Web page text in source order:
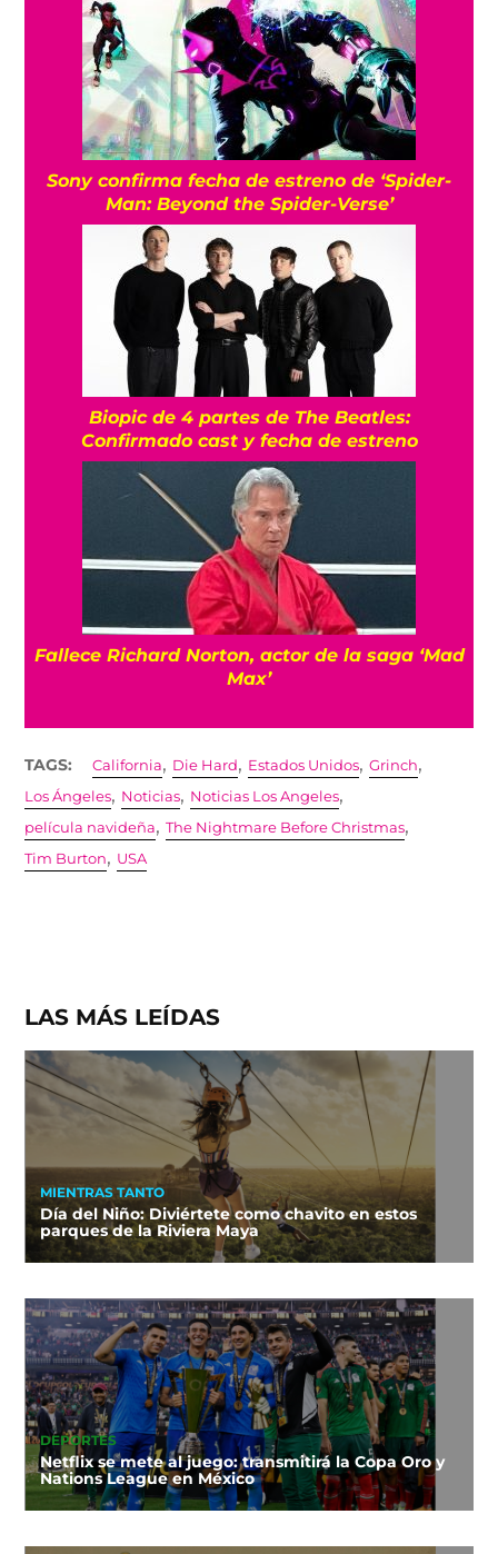
Sony confirma fecha de estreno de ‘Spider-
Man: Beyond the Spider-Verse’
Biopic de 4 partes de The Beatles:
Confirmado cast y fecha de estreno
Fallece Richard Norton, actor de la saga ‘Mad
Max’
TAGS: California, Die Hard, Estados Unidos,Grinch,
Los Ángeles, Noticias, Noticias Los Angeles,
película navideña,The Nightmare Before Christmas,
Tim Burton, USA
LAS MÁS LEÍDAS
MIENTRAS TANTO
Día del Niño: Diviértete como chavito en estos
parques de la Riviera Maya
DEPORTES
Netflix se mete al juego: transmitirá la Copa Oro y
Nations League en México